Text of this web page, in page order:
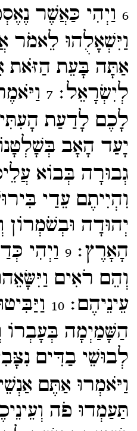
6 וַיְהִי כַּאֲשֶׁר
וַיִּשְׁאָלֻהוּ לֵאמֹר
אַתָּה בָּעֵת הַזֹּאת
לְיִשְׂרָאֵל׃7
לָכֶם לָדַעַת
יָעַד הָאָב
גְבוּרָה בְּבוֹא
וִהְיִיתֶם עֵדַי
יְהוּדָה וּבְשֹׁמְרוֹן
הָאָרֶץ׃9 וַיְהִי
וְהֵם רֹאִים
עֵינֵיהֶם׃10
הַשָּׁמַיְמָה בְּעָבְרוֹ
לְבוּשֵׁי בַדִּים
וַיֹּאמְרוּ אַתֶּם
תַּעַמְדוּ פֹה